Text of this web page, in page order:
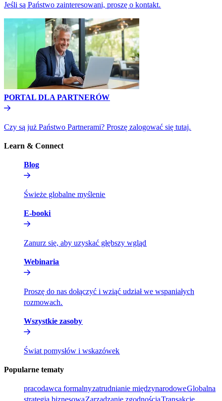
Jeśli są Państwo zainteresowani, proszę o kontakt.​​
PORTAL DLA PARTNERÓW​​
Czy są już Państwo Partnerami? Proszę zalogować się tutaj.​​
Learn & Connect​​
Blog​​
Świeże globalne myślenie​​
E-booki​​
Zanurz się, aby uzyskać głębszy wgląd​​
Webinaria​​
Proszę do nas dołączyć i wziąć udział we wspaniałych
rozmowach.​​
Wszystkie zasoby​​
Świat pomysłów i wskazówek​​
Popularne tematy​​
pracodawca formalny​​zatrudnianie międzynarodowe​​Globalna